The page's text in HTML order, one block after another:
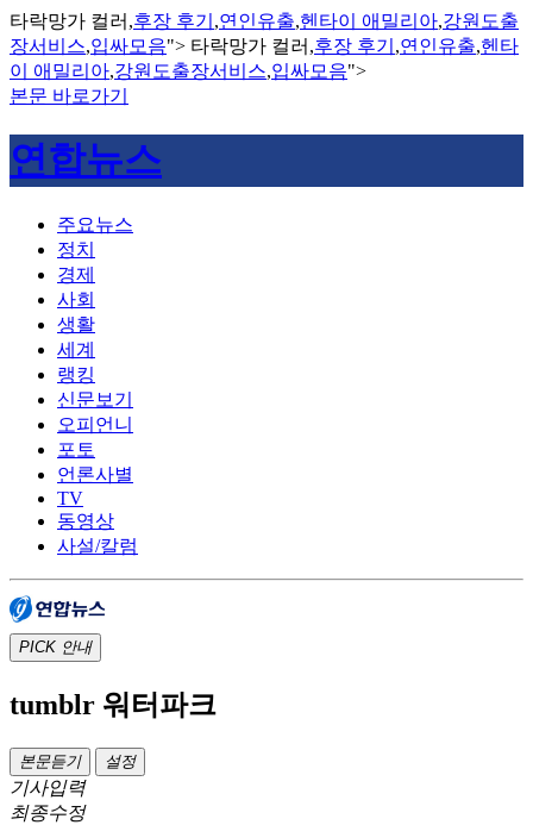
타락망가 컬러,후장 후기 ,연인유출,헨타이 애밀리아,강원도출
장서비스,입싸모음"> 타락망가 컬러,후장 후기 ,연인유출,헨타
이 애밀리아,강원도출장서비스,입싸모음">
본문 바로가기
연합뉴스
주요뉴스
정치
경제
사회
생활
세계
랭킹
신문보기
오피언니
포토
언론사별
TV
동영상
사설/칼럼
PICK 안내
tumblr 워터파크
본문듣기 설정
기사입력
최종수정